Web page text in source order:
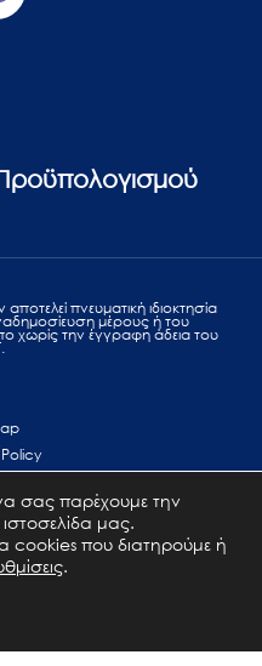
Προϋπολογισμού
πvευματική ιδιοκτησία
μέρους ή του
χωρίς την έγγραφη άδεια του
useσας παρέχουμε την
μας.
cookies που διατηρούμε ή
.